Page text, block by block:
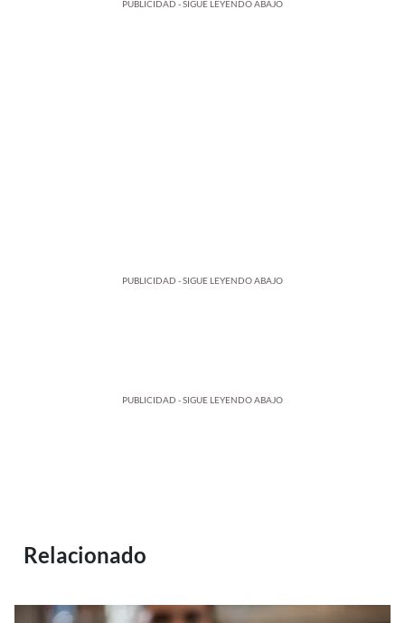
PUBLICIDAD - SIGUE LEYENDO ABAJO
PUBLICIDAD - SIGUE LEYENDO ABAJO
PUBLICIDAD - SIGUE LEYENDO ABAJO
Relacionado